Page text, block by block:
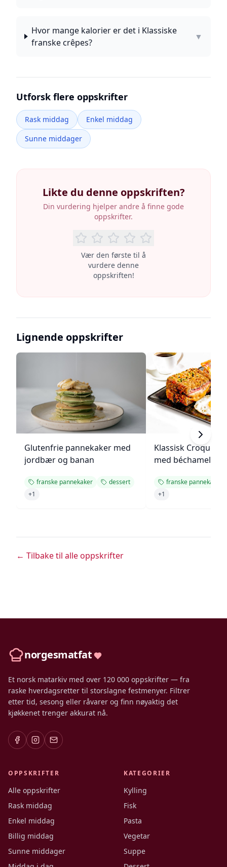
Hvor mange kalorier er det i Klassiske
franske crêpes?
▼
Utforsk flere oppskrifter
Rask middag
Enkel middag
Sunne middager
Likte du denne oppskriften?
Din vurdering hjelper andre å finne gode
oppskrifter.
Vær den første til å
vurdere denne
oppskriften!
Lignende oppskrifter
Glutenfrie pannekaker med
jordbær og banan
franske pannekaker
dessert
+1
Klassisk Croque
med
franske pannekaker
+1
← Tilbake til alle oppskrifter
norgesmatfat
Et norsk matarkiv med over 120 000 oppskrifter — fra
raske hverdagsretter til storslagne festmenyer. Filtrer
etter tid, sesong eller råvarer og finn nøyaktig det
kjøkkenet trenger akkurat nå.
OPPSKRIFTER
Alle oppskrifter
Rask middag
Enkel middag
Billig middag
Sunne middager
KATEGORIER
Kylling
Fisk
Pasta
Vegetar
Suppe